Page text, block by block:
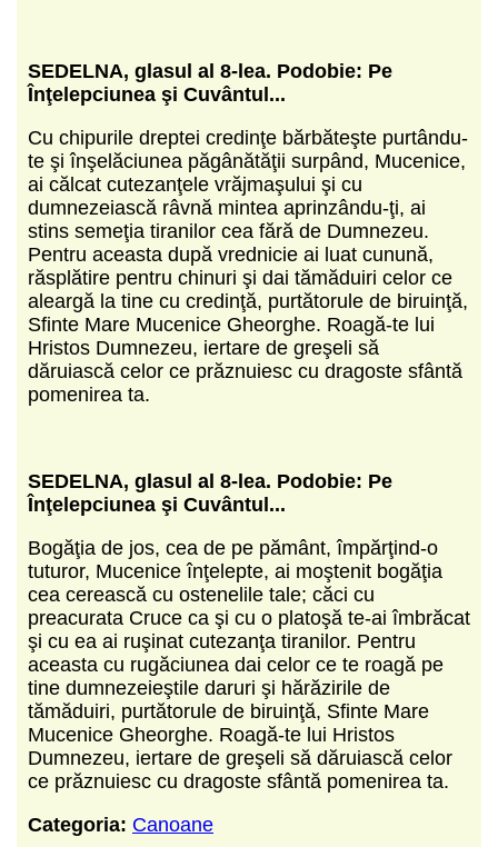
SEDELNA, glasul al 8-lea. Podobie: Pe
Înţelepciunea şi Cuvântul...
Cu chipurile dreptei credinţe bărbăteşte purtându-
te şi înşelăciunea păgânătăţii surpând, Mucenice,
ai călcat cutezanţele vrăjmaşului şi cu
dumnezeiască râvnă mintea aprinzându-ţi, ai
stins semeţia tiranilor cea fără de Dumnezeu.
Pentru aceasta după vrednicie ai luat cunună,
răsplătire pentru chinuri şi dai tămăduiri celor ce
aleargă la tine cu credinţă, purtătorule de biruinţă,
Sfinte Mare Mucenice Gheorghe. Roagă-te lui
Hristos Dumnezeu, iertare de greşeli să
dăruiască celor ce prăznuiesc cu dragoste sfântă
pomenirea ta.
SEDELNA, glasul al 8-lea. Podobie: Pe
Înţelepciunea şi Cuvântul...
Bogăţia de jos, cea de pe pământ, împărţind-o
tuturor, Mucenice înţelepte, ai moştenit bogăţia
cea cerească cu ostenelile tale; căci cu
preacurata Cruce ca şi cu o platoşă te-ai îmbrăcat
şi cu ea ai ruşinat cutezanţa tiranilor. Pentru
aceasta cu rugăciunea dai celor ce te roagă pe
tine dumnezeieştile daruri şi hărăzirile de
tămăduiri, purtătorule de biruinţă, Sfinte Mare
Mucenice Gheorghe. Roagă-te lui Hristos
Dumnezeu, iertare de greşeli să dăruiască celor
ce prăznuiesc cu dragoste sfântă pomenirea ta.
Categoria: Canoane